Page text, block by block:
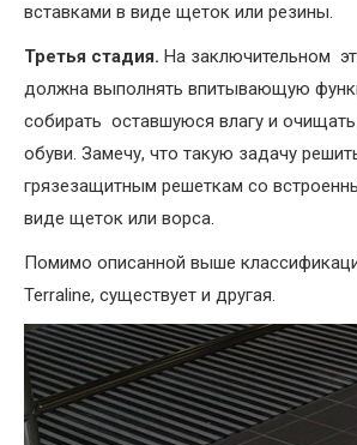
вставками в виде щеток или резины.
Третья стадия. На заключительном
должна выполнять впитывающую
собирать оставшуюся влагу и
обуви. Замечу, что такую задачу
грязезащитным решеткам со
виде щеток или ворса.
Помимо описанной выше
Terraline, существует и другая.